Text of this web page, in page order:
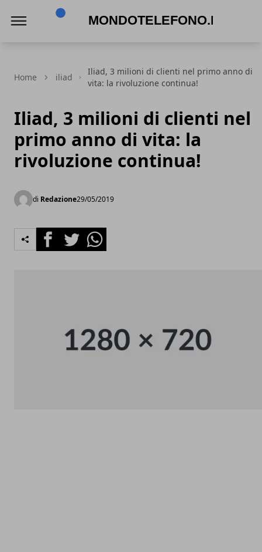
Home iliad
Iliad, 3 milioni di clienti nel primo anno di
vita: la rivoluzione continua!
Iliad, 3 milioni di clienti nel
primo anno di vita: la
rivoluzione continua!
di Redazione29/05/2019
FacebookTwitterWhatsapp